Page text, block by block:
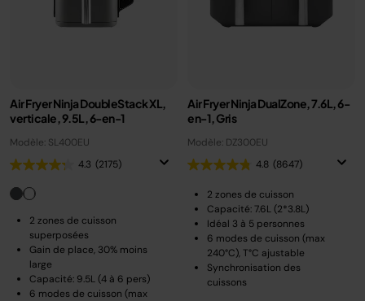
Air Fryer Ninja DoubleStack XL,
verticale, 9.5L, 6-en-1
Modèle: SL400EU
4.3 (2175)
2 zones de cuisson
superposées
Gain de place, 30% moins
large
Capacité: 9.5L (4 à 6 pers)
6 modes de cuisson (max
Air Fryer Ninja DualZone, 7.6L, 6-
en-1, Gris
Modèle: DZ300EU
4.8 (8647)
2 zones de cuisson
Capacité: 7.6L (2*3.8L)
Idéal 3 à 5 personnes
6 modes de cuisson (max
240°C), T°C ajustable
Synchronisation des
cuissons